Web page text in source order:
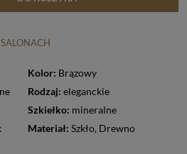
Kolor: Brązowy
Rodzaj: eleganckie
Szkiełko: mineralne
Materiał: Szkło, Drewno